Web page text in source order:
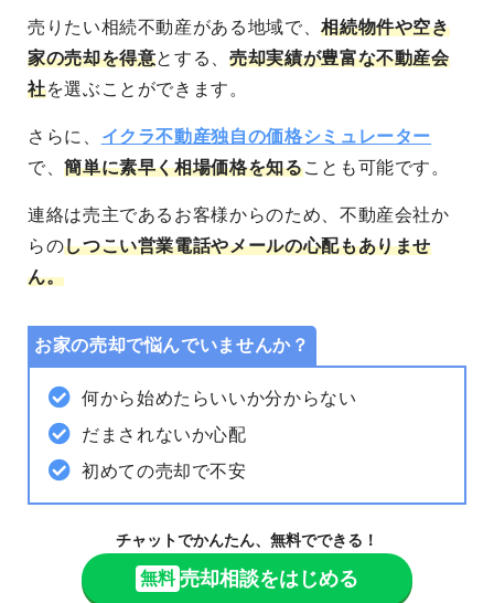
売りたい相続不動産がある地域で、相続物件や空き
家の売却を得意とする、売却実績が豊富な不動産会
社を選ぶことができます。
さらに、 イクラ不動産独自の価格シミュレーター
で、簡単に素早く相場価格を知ることも可能です。
連絡は売主であるお客様からのため、不動産会社か
らのしつこい営業電話やメールの心配もありませ
ん。
お家の売却で悩んでいませんか？
何から始めたらいいか分からない
だまされないか心配
初めての売却で不安
チャットでかんたん、無料でできる！
無料 売却相談をはじめる